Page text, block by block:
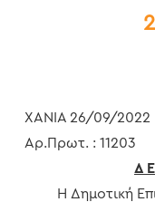
ΧΑΝΙΑ 26/09/2022
Αρ.Πρωτ. : 11203
Δ
Η Δημοτική